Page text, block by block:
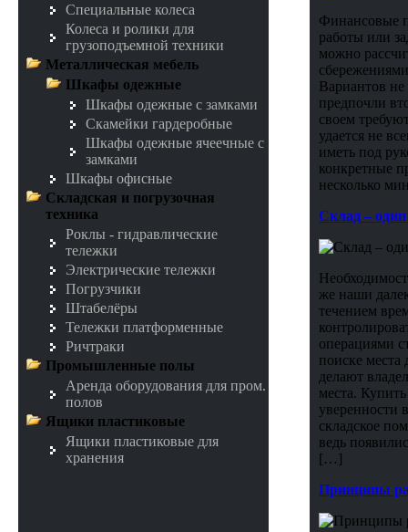
Специальные колеса
Колеса и ролики для
грузоподъемной техники
Металлическая мебель
Шкафы одежные
Шкафы одежные с замками
Скамейки гардеробные
Шкафы одежные ячеечные с
замками
Шкафы офисные
Складская и погрузочная
техника
Роклы - гидравлические
тележки
Электрические тележки
Погрузчики
Штабелёры
Тележки платформенные
Ричтраки
Промышленные полы
Аренда оборудования для пром.
полов
Ящики пластиковые
Ящики пластиковые для
хранения
Финансовые
работы или
можно
Вариантов
предпочли
своем
удается не
иметь под
конкретные
несколько
Склад –
же наши
течением
операциями
поиске места
делают
места.
уверенности
складское
ведь
[…]
Принципы